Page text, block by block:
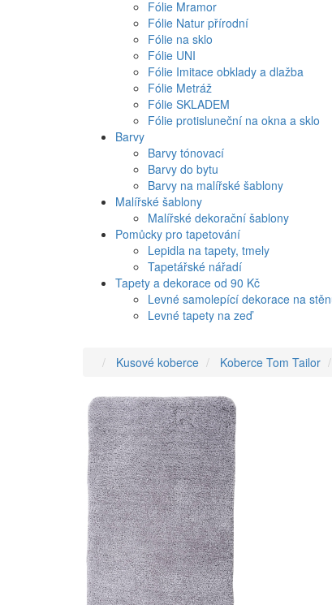
Fólie Mramor
Fólie Natur přírodní
Fólie na sklo
Fólie UNI
Fólie Imitace obklady a dlažba
Fólie Metráž
Fólie SKLADEM
Fólie protisluneční na okna a sklo
Barvy
Barvy tónovací
Barvy do bytu
Barvy na malířské šablony
Malířské šablony
Malířské dekorační šablony
Pomůcky pro tapetování
Lepidla na tapety, tmely
Tapetářské nářadí
Tapety a dekorace od 90 Kč
Levné samolepící dekorace na
Levné tapety na zeď
Kusové koberce Koberce Tom Tailor